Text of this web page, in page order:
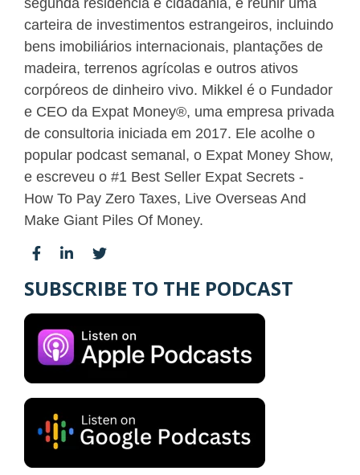
carteira de investimentos estrangeiros, incluindo
bens imobiliários internacionais, plantações de
madeira, terrenos agrícolas e outros ativos
corpóreos de dinheiro vivo. Mikkel é o Fundador
e CEO da Expat Money®, uma empresa privada
de consultoria iniciada em 2017. Ele acolhe o
popular podcast semanal, o Expat Money Show,
e escreveu o #1 Best Seller Expat Secrets -
How To Pay Zero Taxes, Live Overseas And
Make Giant Piles Of Money.
SUBSCRIBE TO THE PODCAST